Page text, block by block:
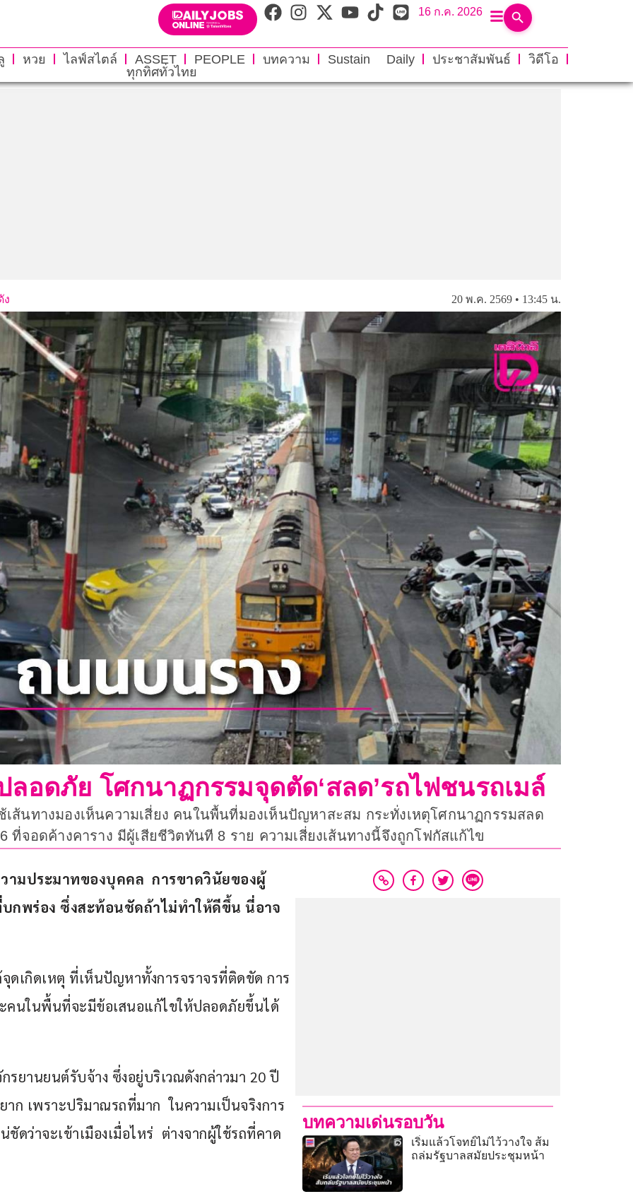
16 ก.ค. 2026
หวย ไลฟ์สไตล์ ASSET PEOPLE บทความ Sustain Daily ประชาสัมพันธ์
วิดีโอ
ทุกทิศทั่วไทย
ง 20 พ.ค. 2569 • 13:45 น.
อดภัย โศกนาฏกรรมจุดตัด‘สลด’รถไฟชนรถเมล์
ส้นทางมองเห็นความเสี่ยง คนในพื้นที่มองเห็นปัญหาสะสม กระทั่งเหตุโศกนาฏกรรมสลด
ที่จอดค้างคาราง มีผู้เสียชีวิตทันที 8 ราย ความเสี่ยงเส้นทางนี้จึงถูกโฟกัสแก้ไข
มประมาทของบุคคล  การขาดวินัยของผู้
กพร่อง ซึ่งสะท้อนชัดถ้าไม่ทำให้ดีขึ้น นี่อาจ
ดเกิดเหตุ ที่เห็นปัญหาทั้งการจราจรที่ติดขัด การ
คนในพื้นที่จะมีข้อเสนอแก้ไขให้ปลอดภัยขึ้นได้
รยานยนต์รับจ้าง ซึ่งอยู่บริเวณดังกล่าวมา 20 ปี
ก เพราะปริมาณรถที่มาก  ในความเป็นจริงการ
ดว่าจะเข้าเมืองเมื่อไหร่  ต่างจากผู้ใช้รถที่คาด
บทความเด่นรอบวัน
เริ่มแล้วโจทย์ไม่ไว้วางใจ ส้ม
ถล่มรัฐบาลสมัยประชุมหน้า